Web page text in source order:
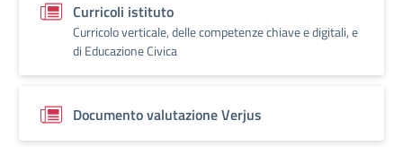
Curricoli istituto
Curricolo verticale, delle competenze chiave e digitali, e
di Educazione Civica
Documento valutazione Verjus